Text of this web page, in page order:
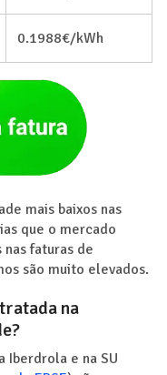
0.1988€/kWh
mais baixos nas
que o mercado
faturas de
são muito elevados.
na
Iberdrola e na SU